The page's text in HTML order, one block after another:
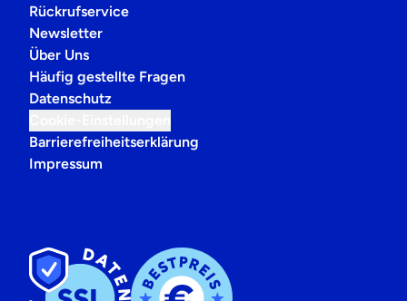
Rückrufservice
Newsletter
Über Uns
Häufig gestellte Fragen
Datenschutz
Barrierefreiheitserklärung
Impressum